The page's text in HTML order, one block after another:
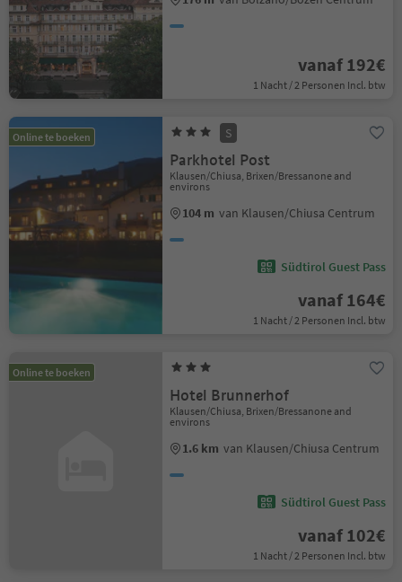
vanaf 192€
1 Nacht / 2 Personen Incl. btw
Online te boeken S
Parkhotel Post
Klausen/Chiusa, Brixen/Bressanone and
environs
104 m van Klausen/Chiusa Centrum
Südtirol Guest Pass
vanaf 164€
1 Nacht / 2 Personen Incl. btw
Online te boeken
Hotel Brunnerhof
Klausen/Chiusa, Brixen/Bressanone and
environs
1.6 km van Klausen/Chiusa Centrum
Südtirol Guest Pass
vanaf 102€
1 Nacht / 2 Personen Incl. btw